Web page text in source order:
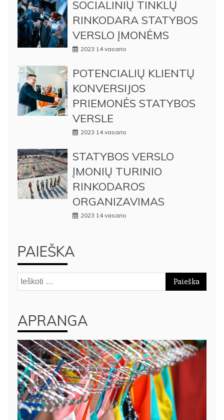
SOCIALINIŲ TINKLŲ
RINKODARA STATYBOS
VERSLO ĮMONĖMS
2023 14 vasario
POTENCIALIŲ KLIENTŲ
KONVERSIJOS
PRIEMONĖS STATYBOS
VERSLE
2023 14 vasario
STATYBOS VERSLO
ĮMONIŲ TURINIO
RINKODAROS
ORGANIZAVIMAS
2023 14 vasario
PAIEŠKA
Ieškoti:
APRANGA